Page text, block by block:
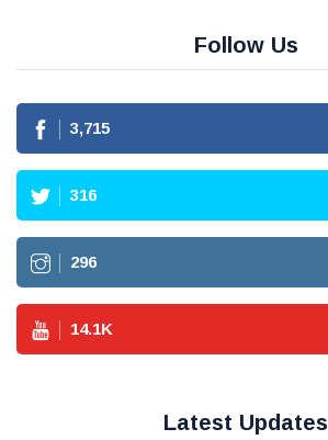
Follow Us
3,715
316
296
14.1K
Latest Updates